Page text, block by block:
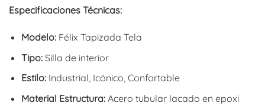
Especificaciones Técnicas:
Modelo:Félix Tapizada Tela
Tipo:Silla de interior
Estilo:Industrial, Icónico, Confortable
Material Estructura:Acero tubular lacado en epoxi